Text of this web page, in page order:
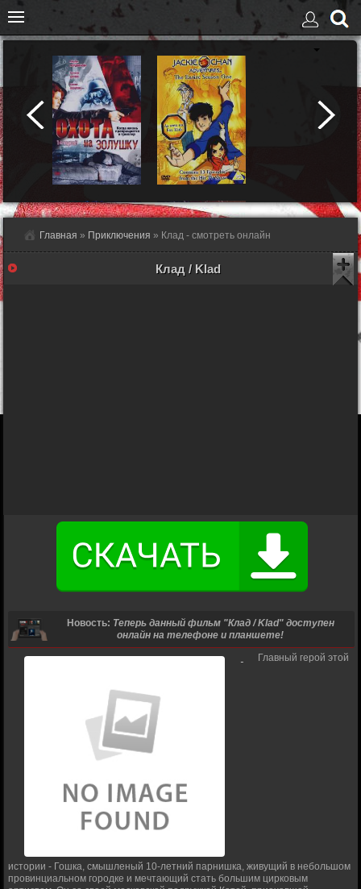
Главная » Приключения » Клад - смотреть онлайн
Клад / Klad
Новость: Теперь данный фильм "Клад / Klad" доступен
онлайн на телефоне и планшете!
Главный герой этой
истории - Гошка, смышленый 10-летний парнишка, живущий в небольшом
провинциальном городке и мечтающий стать большим цирковым